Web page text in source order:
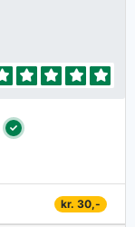
kr. 30,-